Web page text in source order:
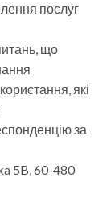
послуг
що
які
за
5B, 60-480